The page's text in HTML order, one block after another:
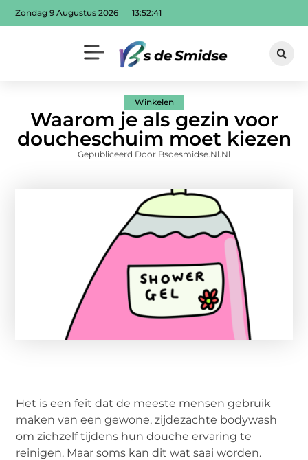
Zondag 9 Augustus 2026 13:52:42
Winkelen
Waarom je als gezin voor
doucheschuim moet kiezen
Gepubliceerd Door Bsdesmidse.nl.nl
Het is een feit dat de meeste mensen gebruik
maken van een gewone, zijdezachte bodywash
om zichzelf tijdens hun douche ervaring te
reinigen. Maar soms kan dit wat saai worden.